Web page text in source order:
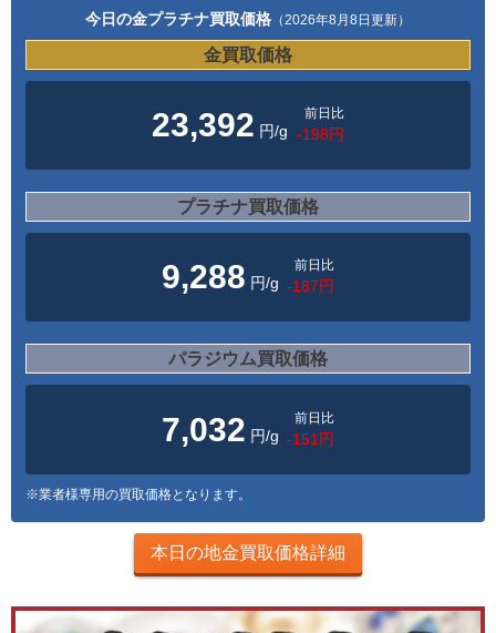
今日の金プラチナ買取価格 （2026年8月8日更新）
金買取価格
23,392 円/g
前日比
-198円
プラチナ買取価格
9,288 円/g
前日比
-187円
パラジウム買取価格
7,032 円/g
前日比
-151円
※業者様専用の買取価格となります。
本日の地金買取価格詳細